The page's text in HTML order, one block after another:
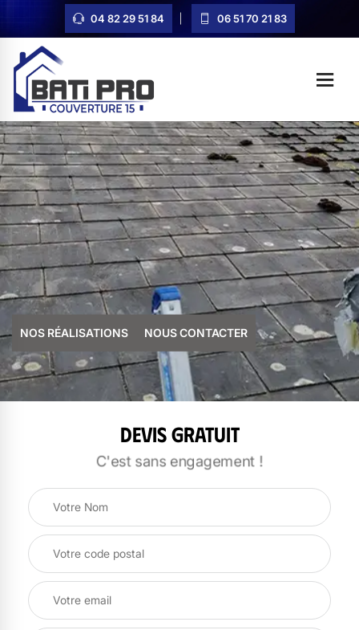
04 82 29 51 84 06 51 70 21 83
NOS RÉALISATIONS NOUS CONTACTER
Devis gratuit
C'est sans engagement !